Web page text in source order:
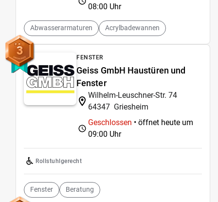
08:00 Uhr
Abwasserarmaturen Acrylbadewannen
3 FENSTER
Geiss GmbH Haustüren und
Fenster
Wilhelm-Leuschner-Str. 74
64347 Griesheim
Geschlossen • öffnet heute um
09:00 Uhr
Rollstuhlgerecht
Fenster Beratung